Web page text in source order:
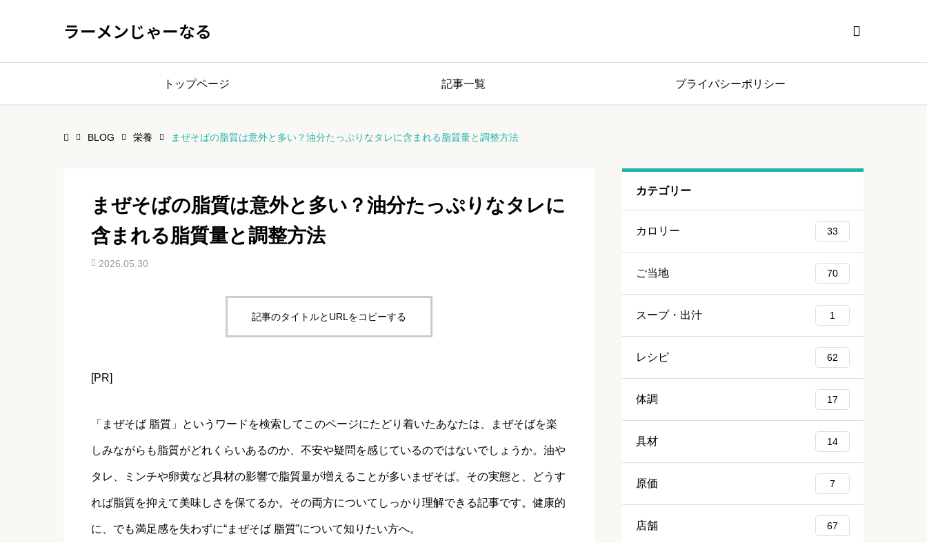
ラーメンじゃーなる 
トップページ 記事一覧 プライバシーポリシー
BLOG 栄養 まぜそばの脂質は意外と多い？油分たっぷりなタレに含まれる脂質量と調整方法
まぜそばの脂質は意外と多い？油分たっぷりなタレに
含まれる脂質量と調整方法
2026.05.30
記事のタイトルとURLをコピーする
[PR]
「まぜそば 脂質」というワードを検索してこのページにたどり着いたあなたは、まぜそばを楽
しみながらも脂質がどれくらいあるのか、不安や疑問を感じているのではないでしょうか。油や
タレ、ミンチや卵黄など具材の影響で脂質量が増えることが多いまぜそば。その実態と、どうす
れば脂質を抑えて美味しさを保てるか。その両方についてしっかり理解できる記事です。健康的
に、でも満足感を失わずに“まぜそば 脂質”について知りたい方へ。
カテゴリー
カロリー 33
ご当地 70
スープ・出汁 1
レシピ 62
体調 17
具材 14
原価 7
店舗 67